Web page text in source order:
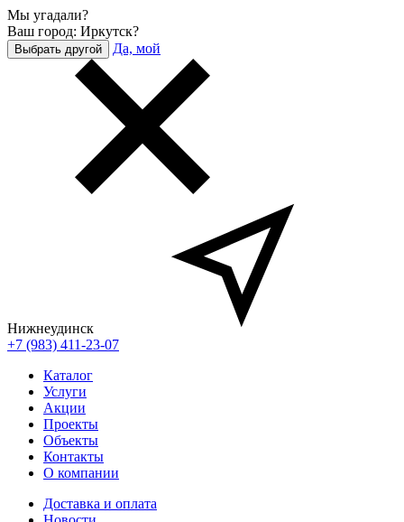
Мы угадали?
Ваш город: Иркутск?
Выбрать другой Да, мой
Нижнеудинск
+7 (983) 411-23-07
Каталог
Услуги
Акции
Проекты
Объекты
Контакты
О компании
Доставка и оплата